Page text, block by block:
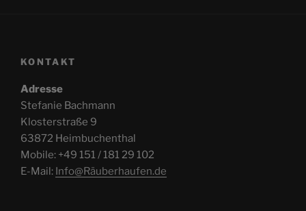
KONTAKT
Adresse
Stefanie Bachmann
Klosterstraße 9
63872 Heimbuchenthal
Mobile: +49 151 / 181 29 102
E-Mail: Info@Räuberhaufen.de